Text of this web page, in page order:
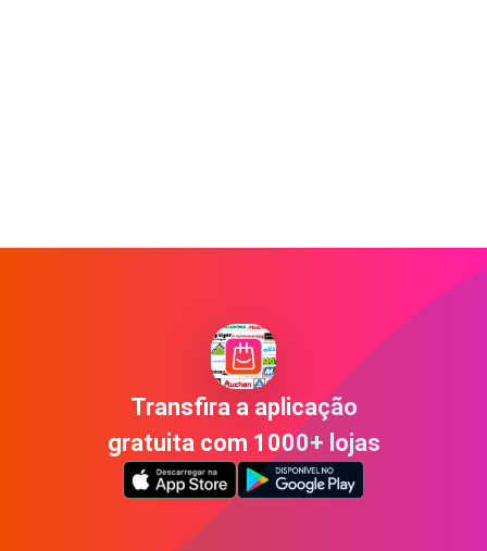
Transfira a aplicação
gratuita com 1000+ lojas